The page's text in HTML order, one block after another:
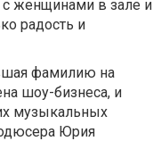
с женщинами в зале и
радость и
фамилию на
шоу-бизнеса, и
музыкальных
Юрия